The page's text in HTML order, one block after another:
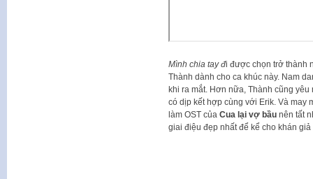
Mình chia tay đi được chọn trở thành
Thành dành cho ca khúc này. Nam
khi ra mắt. Hơn nữa, Thành cũng
có dịp kết hợp cùng với Erik. Và may
làm OST của Cua lại vợ bầunên tất
giai điệu đẹp nhất để kể cho khán